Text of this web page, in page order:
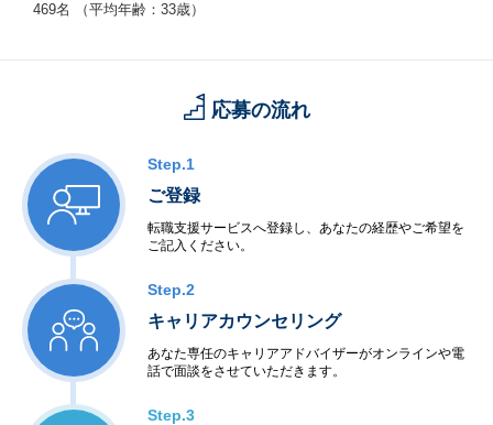
469名 （平均年齢：33歳）
応募の流れ
Step.1
ご登録
転職支援サービスへ登録し、あなたの経歴やご希望を
ご記入ください。
Step.2
キャリアカウンセリング
あなた専任のキャリアアドバイザーがオンラインや電
話で面談をさせていただきます。
Step.3